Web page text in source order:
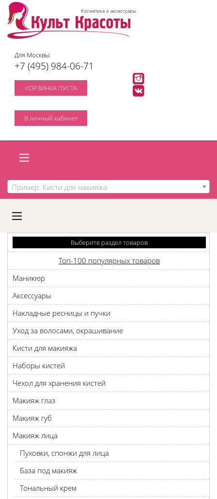
Косметика и аксессуары
Для Москвы:
+7 (495) 984-06-71
КОРЗИНКА ПУСТА
В личный кабинет
Пример: Кисти для макияжа
A
C
D
Выберите раздел товаров
Топ-100 популярных товаров
Маникюр
Аксессуары
Накладные ресницы и пучки
Уход за волосами, окрашивание
Кисти для макияжа
Наборы кистей
Чехол для хранения кистей
Макияж глаз
Макияж губ
Макияж лица
Пуховки, спонжи для лица
База под макияж
Тональный крем